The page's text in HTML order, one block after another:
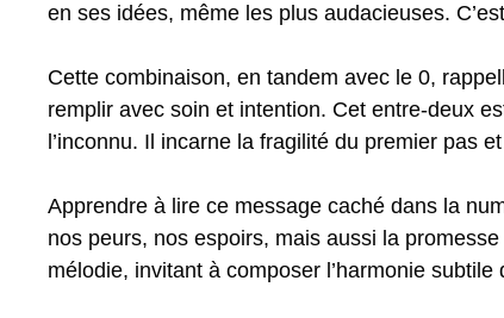
en ses idées, même les plus audacieuses.
Cette combinaison, en tandem avec le 0,
remplir avec soin et intention. Cet entre-deux
l’inconnu. Il incarne la fragilité du premier pas
Apprendre à lire ce message caché dans la
nos peurs, nos espoirs, mais aussi la
mélodie, invitant à composer l’harmonie